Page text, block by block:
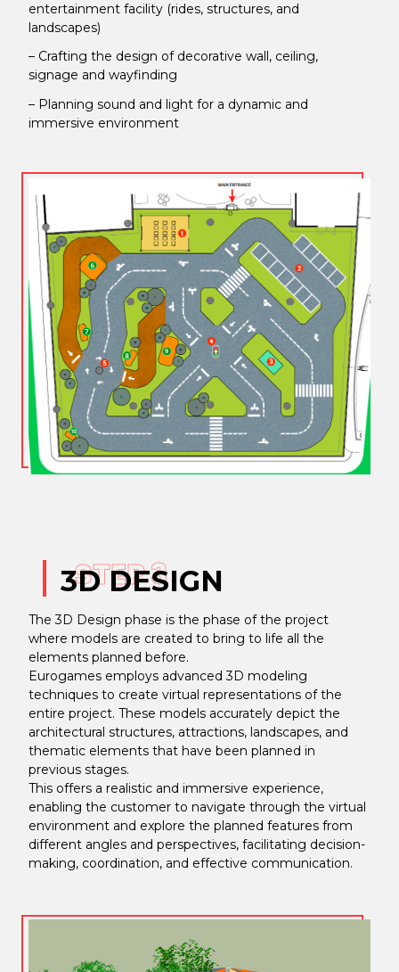
entertainment facility (rides, structures, and
landscapes)
– Crafting the design of decorative wall, ceiling,
signage and wayfinding
– Planning sound and light for a dynamic and
immersive environment
STEP 3
3D DESIGN
The 3D Design phase is the phase of the project
where models are created to bring to life all the
elements planned before.
Eurogames employs advanced 3D modeling
techniques to create virtual representations of the
entire project. These models accurately depict the
architectural structures, attractions, landscapes, and
thematic elements that have been planned in
previous stages.
This offers a realistic and immersive experience,
enabling the customer to navigate through the virtual
environment and explore the planned features from
different angles and perspectives, facilitating decision-
making, coordination, and effective communication.